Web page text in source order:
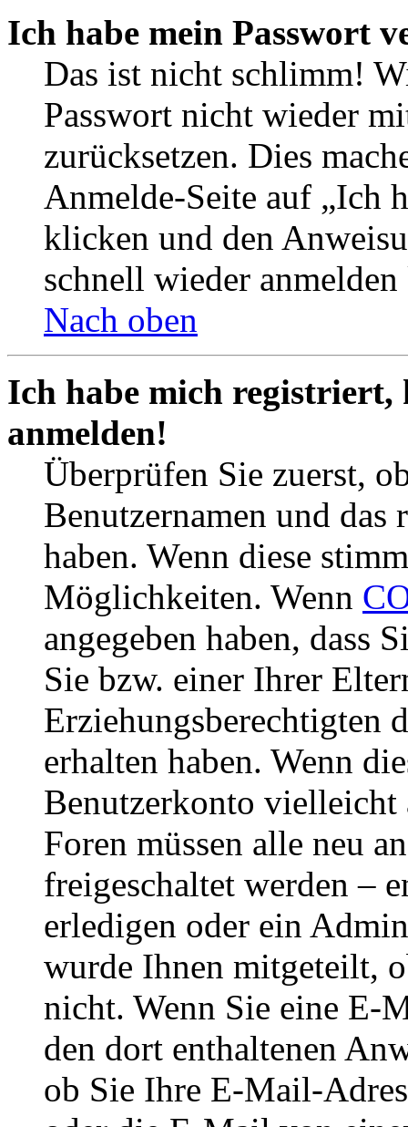
Ich habe mein Passwort
Das ist nicht schlimm!
Passwort nicht wieder
zurücksetzen. Dies
Anmelde-Seite auf „Ich
klicken und den
schnell wieder
Nach oben
Ich habe mich
anmelden!
Überprüfen Sie zuerst,
Benutzernamen und das
haben. Wenn diese
Möglichkeiten. Wenn
angegeben haben, dass
Sie bzw. einer Ihrer
Erziehungsberechtigten
erhalten haben. Wenn
Benutzerkonto
Foren müssen alle neu
freigeschaltet werden –
erledigen oder ein
wurde Ihnen mitgeteilt,
nicht. Wenn Sie eine E-
den dort enthaltenen
ob Sie Ihre E-Mail-